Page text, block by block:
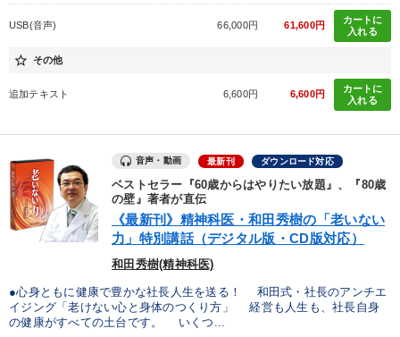
しいただけます
カテゴリー
【5月】音声・映像 マーケティング
経営者のための《音声・動画で学ぶ》講演シリーズ
《強い財務を実践する経営者》講話４選 成功哲学・人間学
【最新刊】精神科医・和田秀樹の「老いない力」＋健康な社長と
会社をつくる厳選講話
仕事のスキルと人間力を高める知恵を身につける
全国経営者セミナー収録〈売れ筋・人気〉音声＆動画20選
USB(音声) 66,000円 61,600円
カートに
入れる
star_border その他
追加テキスト 6,600円 6,600円
カートに
入れる
音声・動画 最新刊 ダウンロード対応
ベストセラー『60歳からはやりたい放題』、『80歳
の壁』著者が直伝
《最新刊》精神科医・和田秀樹の「老いない
力」特別講話（デジタル版・CD版対応）
和田秀樹(精神科医)
●心身ともに健康で豊かな社長人生を送る！ 和田式・社長のアンチエ
イジング「老けない心と身体のつくり方」 経営も人生も、社長自身
の健康がすべての土台です。 いくつ...